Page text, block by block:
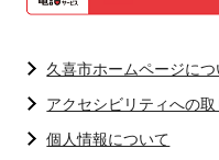
久喜市ホームページにつ
アクセシビリティへの取
個人情報について